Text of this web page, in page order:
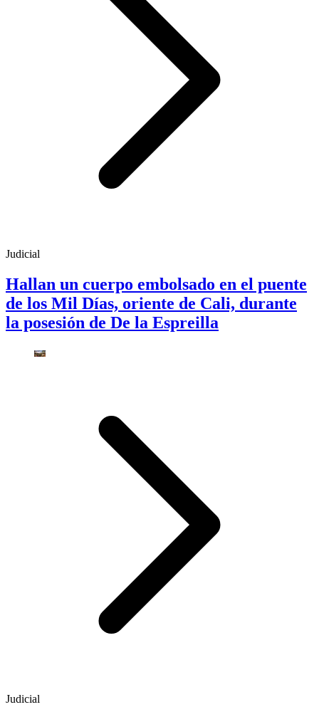
Judicial
Hallan un cuerpo embolsado en el puente
de los Mil Días, oriente de Cali, durante
la posesión de De la Espreilla
Judicial